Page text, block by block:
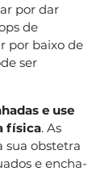
por dar
de
por baixo de
ser
e use
física. As
sua obstetra
e encha-